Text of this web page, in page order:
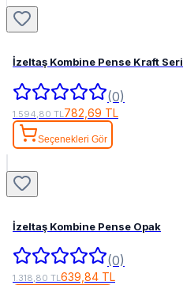
İzeltaş Kombine Pense Kraft Seri
(0)
1.594,80 TL 782,69 TL
Seçenekleri Gör
İzeltaş Kombine Pense Opak
(0)
1.318,80 TL639,84 TL